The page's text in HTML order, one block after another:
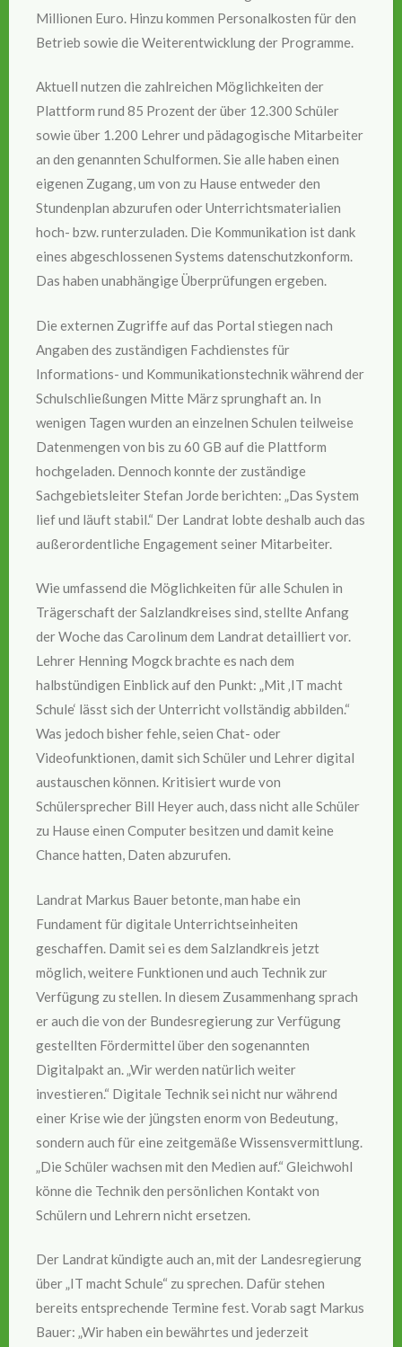
Millionen Euro. Hinzu kommen Personalkosten für den
Betrieb sowie die Weiterentwicklung der Programme.
Aktuell nutzen die zahlreichen Möglichkeiten der
Plattform rund 85 Prozent der über 12.300 Schüler
sowie über 1.200 Lehrer und pädagogische Mitarbeiter
an den genannten Schulformen. Sie alle haben einen
eigenen Zugang, um von zu Hause entweder den
Stundenplan abzurufen oder Unterrichtsmaterialien
hoch- bzw. runterzuladen. Die Kommunikation ist dank
eines abgeschlossenen Systems datenschutzkonform.
Das haben unabhängige Überprüfungen ergeben.
Die externen Zugriffe auf das Portal stiegen nach
Angaben des zuständigen Fachdienstes für
Informations- und Kommunikationstechnik während der
Schulschließungen Mitte März sprunghaft an. In
wenigen Tagen wurden an einzelnen Schulen teilweise
Datenmengen von bis zu 60 GB auf die Plattform
hochgeladen. Dennoch konnte der zuständige
Sachgebietsleiter Stefan Jorde berichten: „Das System
lief und läuft stabil.“ Der Landrat lobte deshalb auch das
außerordentliche Engagement seiner Mitarbeiter.
Wie umfassend die Möglichkeiten für alle Schulen in
Trägerschaft der Salzlandkreises sind, stellte Anfang
der Woche das Carolinum dem Landrat detailliert vor.
Lehrer Henning Mogck brachte es nach dem
halbstündigen Einblick auf den Punkt: „Mit ‚IT macht
Schule‘ lässt sich der Unterricht vollständig abbilden.“
Was jedoch bisher fehle, seien Chat- oder
Videofunktionen, damit sich Schüler und Lehrer digital
austauschen können. Kritisiert wurde von
Schülersprecher Bill Heyer auch, dass nicht alle Schüler
zu Hause einen Computer besitzen und damit keine
Chance hatten, Daten abzurufen.
Landrat Markus Bauer betonte, man habe ein
Fundament für digitale Unterrichtseinheiten
geschaffen. Damit sei es dem Salzlandkreis jetzt
möglich, weitere Funktionen und auch Technik zur
Verfügung zu stellen. In diesem Zusammenhang sprach
er auch die von der Bundesregierung zur Verfügung
gestellten Fördermittel über den sogenannten
Digitalpakt an. „Wir werden natürlich weiter
investieren.“ Digitale Technik sei nicht nur während
einer Krise wie der jüngsten enorm von Bedeutung,
sondern auch für eine zeitgemäße Wissensvermittlung.
„Die Schüler wachsen mit den Medien auf.“ Gleichwohl
könne die Technik den persönlichen Kontakt von
Schülern und Lehrern nicht ersetzen.
Der Landrat kündigte auch an, mit der Landesregierung
über „IT macht Schule“ zu sprechen. Dafür stehen
bereits entsprechende Termine fest. Vorab sagt Markus
Bauer: „Wir haben ein bewährtes und jederzeit